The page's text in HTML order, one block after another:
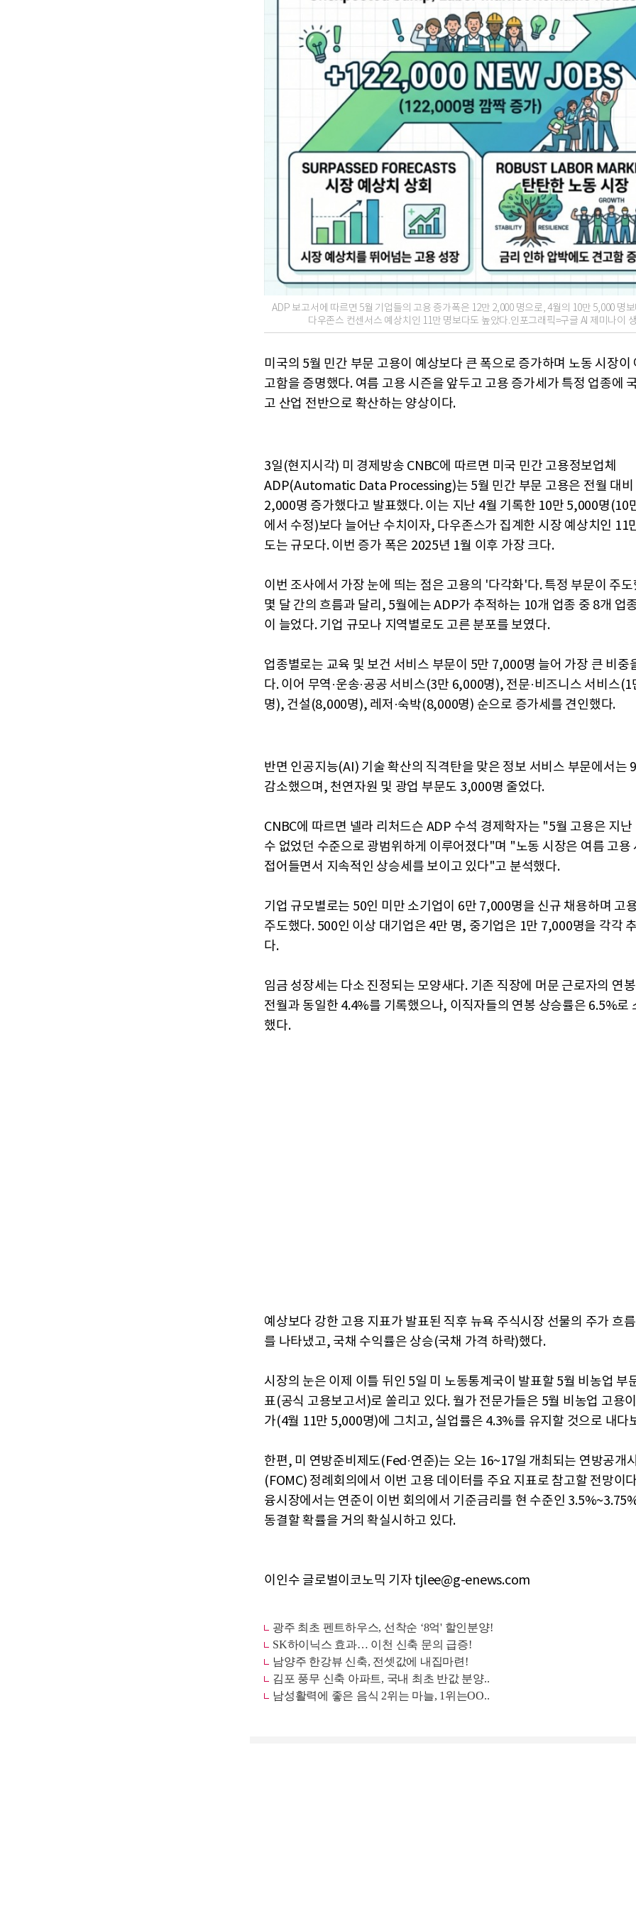
ADP 보고서에 따르면 5월 기업들의 고용 증가폭은 12만 2,000 명으로, 4월의 10만 5,000 명
다우존스 컨센서스 예상치인 11만 명보다도 높았다.인포그래픽=구글 AI 제미나이
미국의 5월 민간 부문 고용이 예상보다 큰 폭으로 증가하며 노동 시장이
고함을 증명했다. 여름 고용 시즌을 앞두고 고용 증가세가 특정 업종에
고 산업 전반으로 확산하는 양상이다.
3일(현지시각) 미 경제방송 CNBC에 따르면 미국 민간 고용정보업체
ADP(Automatic Data Processing)는 5월 민간 부문 고용은 전월 대비
2,000명 증가했다고 발표했다. 이는 지난 4월 기록한 10만 5,000명(10
에서 수정)보다 늘어난 수치이자, 다우존스가 집계한 시장 예상치인 11
도는 규모다. 이번 증가 폭은 2025년 1월 이후 가장 크다.
이번 조사에서 가장 눈에 띄는 점은 고용의 '다각화'다. 특정 부문이 주도
몇 달 간의 흐름과 달리, 5월에는 ADP가 추적하는 10개 업종 중 8개 업
이 늘었다. 기업 규모나 지역별로도 고른 분포를 보였다.
업종별로는 교육 및 보건 서비스 부문이 5만 7,000명 늘어 가장 큰 비중
다. 이어 무역·운송·공공 서비스(3만 6,000명), 전문·비즈니스 서비스
명), 건설(8,000명), 레저·숙박(8,000명) 순으로 증가세를 견인했다.
반면 인공지능(AI) 기술 확산의 직격탄을 맞은 정보 서비스 부문에서는
감소했으며, 천연자원 및 광업 부문도 3,000명 줄었다.
CNBC에 따르면 넬라 리처드슨 ADP 수석 경제학자는 "5월 고용은 지난
수 없었던 수준으로 광범위하게 이루어졌다"며 "노동 시장은 여름 고용
접어들면서 지속적인 상승세를 보이고 있다"고 분석했다.
기업 규모별로는 50인 미만 소기업이 6만 7,000명을 신규 채용하며 고
주도했다. 500인 이상 대기업은 4만 명, 중기업은 1만 7,000명을 각각
다.
임금 성장세는 다소 진정되는 모양새다. 기존 직장에 머문 근로자의 연
전월과 동일한 4.4%를 기록했으나, 이직자들의 연봉 상승률은 6.5%로
했다.
예상보다 강한 고용 지표가 발표된 직후 뉴욕 주식시장 선물의 주가 흐름
를 나타냈고, 국채 수익률은 상승(국채 가격 하락)했다.
시장의 눈은 이제 이틀 뒤인 5일 미 노동통계국이 발표할 5월 비농업 부
표(공식 고용보고서)로 쏠리고 있다. 월가 전문가들은 5월 비농업 고용
가(4월 11만 5,000명)에 그치고, 실업률은 4.3%를 유지할 것으로 내다
한편, 미 연방준비제도(Fed·연준)는 오는 16~17일 개최되는 연방공개
(FOMC) 정례회의에서 이번 고용 데이터를 주요 지표로 참고할 전망이
융시장에서는 연준이 이번 회의에서 기준금리를 현 수준인
동결할 확률을 거의 확실시하고 있다.
이인수 글로벌이코노믹 기자 tjlee@g-enews.com